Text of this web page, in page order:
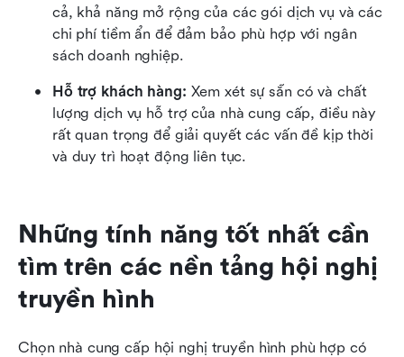
cả, khả năng mở rộng của các gói dịch vụ và các
chi phí tiềm ẩn để đảm bảo phù hợp với ngân
sách doanh nghiệp.
Hỗ trợ khách hàng: Xem xét sự sẵn có và chất
lượng dịch vụ hỗ trợ của nhà cung cấp, điều này
rất quan trọng để giải quyết các vấn đề kịp thời
và duy trì hoạt động liên tục.
Những tính năng tốt nhất cần
tìm trên các nền tảng hội nghị
truyền hình
Chọn nhà cung cấp hội nghị truyền hình phù hợp có